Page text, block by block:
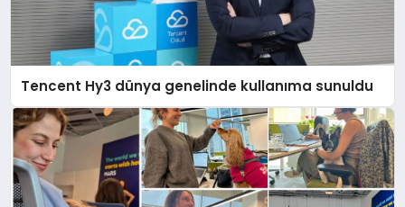
Tencent Hy3 dünya genelinde kullanıma sunuldu